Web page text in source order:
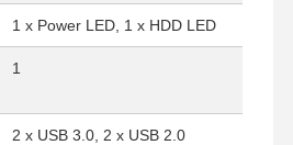
1 x Power LED, 1 x HDD LED
1
2 x USB 3.0, 2 x USB 2.0